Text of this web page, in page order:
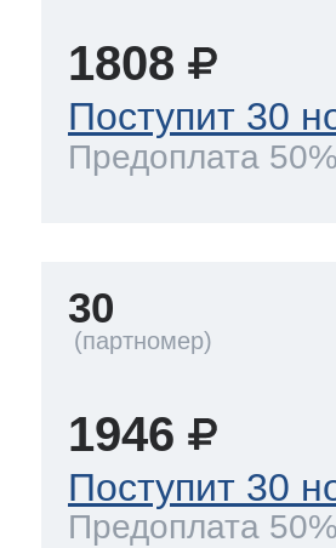
1808
Поступит 30
Предоплата 50%
30
1946
Поступит 30
Предоплата 50%